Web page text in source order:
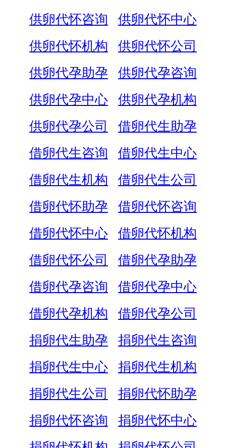
供卵代怀咨询
供卵代怀中心
供卵代怀机构
供卵代怀公司
供卵代孕助孕
供卵代孕咨询
供卵代孕中心
供卵代孕机构
供卵代孕公司
借卵代生助孕
借卵代生咨询
借卵代生中心
借卵代生机构
借卵代生公司
借卵代怀助孕
借卵代怀咨询
借卵代怀中心
借卵代怀机构
借卵代怀公司
借卵代孕助孕
借卵代孕咨询
借卵代孕中心
借卵代孕机构
借卵代孕公司
捐卵代生助孕
捐卵代生咨询
捐卵代生中心
捐卵代生机构
捐卵代生公司
捐卵代怀助孕
捐卵代怀咨询
捐卵代怀中心